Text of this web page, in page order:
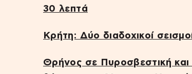
30 λεπτά
Κρήτη: Δύο διαδοχικοί
Θρήνος σε Πυροσβεστική και